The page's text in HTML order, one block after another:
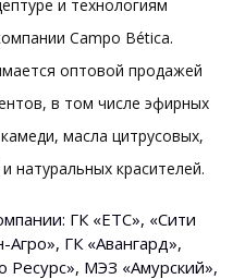
и технологиям
Campo Bética.
оптовой продажей
в том числе эфирных
масла цитрусовых,
натуральных красителей.
ГК «ЕТС», «Сити
ГК «Авангард»,
Ресурс», МЭЗ «Амурский»,